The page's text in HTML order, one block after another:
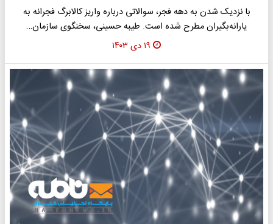
با نزدیک شدن به دهه فجر، سوالاتی درباره واریز کالابرگ فجرانه به
یارانه‌بگیران مطرح شده است. طیبه حسینی، سخنگوی سازمان…
۱۹ دی ۱۴۰۳